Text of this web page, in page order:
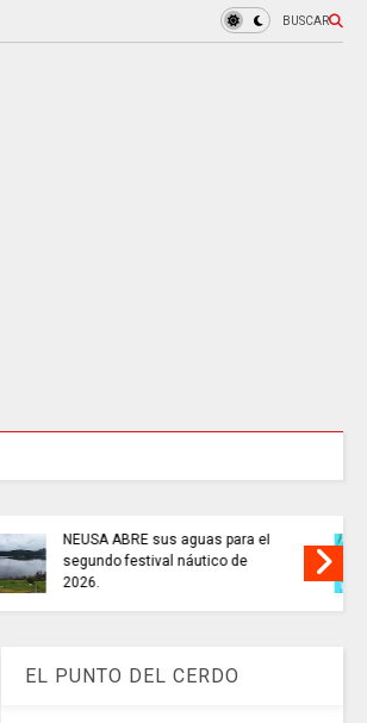
BUSCAR
TRABAJO............si hay // sábado
8 de agosto
EL PUNTO DEL CERDO